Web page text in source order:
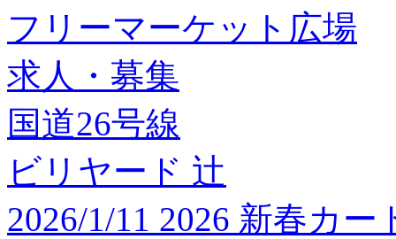
フリーマーケット広場
求人・募集
国道26号線
ビリヤード 辻
2026/1/11 2026 新春カ